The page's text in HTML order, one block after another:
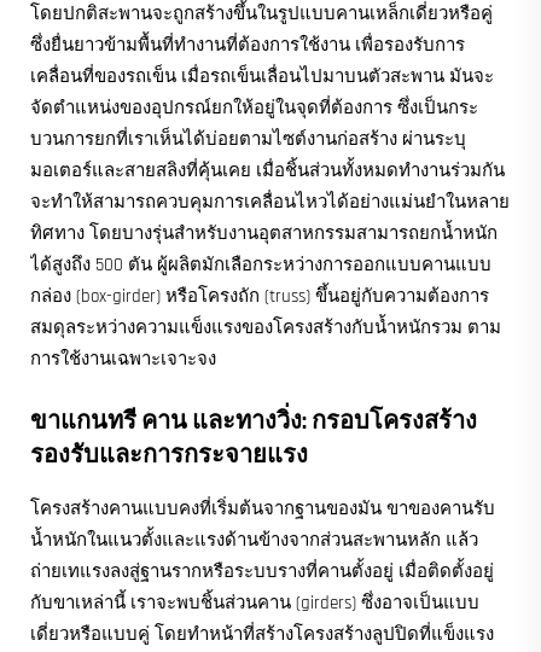
โดยปกติสะพานจะถูกสร้างขึ้นในรูปแบบคานเหล็กเดี่ยวหรือคู่
ซึ่งยื่นยาวข้ามพื้นที่ทำงานที่ต้องการใช้งาน เพื่อรองรับการ
เคลื่อนที่ของรถเข็น เมื่อรถเข็นเลื่อนไปมาบนตัวสะพาน มันจะ
จัดตำแหน่งของอุปกรณ์ยกให้อยู่ในจุดที่ต้องการ ซึ่งเป็นกระ
บวนการยกที่เราเห็นได้บ่อยตามไซต์งานก่อสร้าง ผ่านระบุ
มอเตอร์และสายสลิงที่คุ้นเคย เมื่อชิ้นส่วนทั้งหมดทำงานร่วมกัน
จะทำให้สามารถควบคุมการเคลื่อนไหวได้อย่างแม่นยำในหลาย
ทิศทาง โดยบางรุ่นสำหรับงานอุตสาหกรรมสามารถยกน้ำหนัก
ได้สูงถึง 500 ตัน ผู้ผลิตมักเลือกระหว่างการออกแบบคานแบบ
กล่อง (box-girder) หรือโครงถัก (truss) ขึ้นอยู่กับความต้องการ
สมดุลระหว่างความแข็งแรงของโครงสร้างกับน้ำหนักรวม ตาม
การใช้งานเฉพาะเจาะจง
ขาแกนทรี คาน และทางวิ่ง: กรอบโครงสร้าง
รองรับและการกระจายแรง
โครงสร้างคานแบบคงที่เริ่มต้นจากฐานของมัน ขาของคานรับ
น้ำหนักในแนวตั้งและแรงด้านข้างจากส่วนสะพานหลัก แล้ว
ถ่ายเทแรงลงสู่ฐานรากหรือระบบรางที่คานตั้งอยู่ เมื่อติดตั้งอยู่
กับขาเหล่านี้ เราจะพบชิ้นส่วนคาน (girders) ซึ่งอาจเป็นแบบ
เดี่ยวหรือแบบคู่ โดยทำหน้าที่สร้างโครงสร้างลูปปิดที่แข็งแรง